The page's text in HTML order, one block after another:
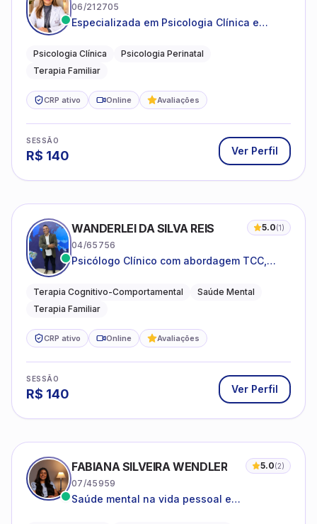
06/212705
Especializada em Psicologia Clínica e
famílias
Psicologia Clínica
Psicologia Perinatal
Terapia Familiar
CRP ativo Online Avaliações
SESSÃO
R$ 140 Ver Perfil
WANDERLEI DA SILVA REIS 5.0(1)
04/65756
Psicólogo Clínico com abordagem TCC,
sistêmica
Terapia Cognitivo-Comportamental
Saúde Mental
Terapia Familiar
CRP ativo Online Avaliações
SESSÃO
R$ 140 Ver Perfil
FABIANA SILVEIRA WENDLER 5.0(2)
07/45959
Saúde mental na vida pessoal e